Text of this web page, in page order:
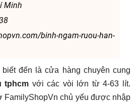
Minh
binh-ngam-ruou-han-
đến là cửa hàng chuyên cung
tphcm với các vòi lớn từ 4-63 lít.
FamilyShopVn chủ yếu được nhập